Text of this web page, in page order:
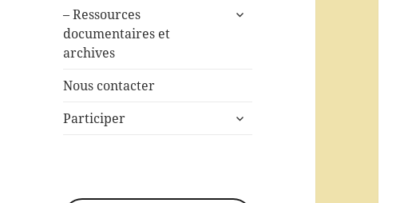
sous-
– Ressources
documentaires et
archives
ouvrir
Nous contacter
Participer
ouvrir